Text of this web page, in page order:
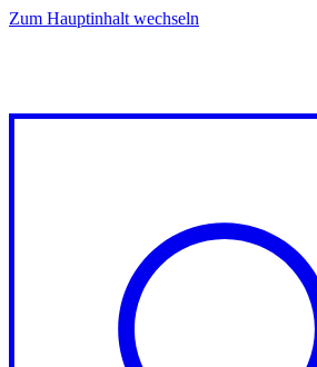
Zum Hauptinhalt wechseln